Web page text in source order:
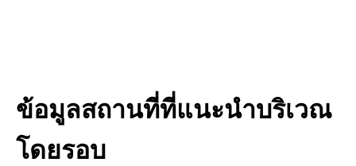
ข้อมูลสถานที่ที่แนะนำบริเวณ
โดยรอบ